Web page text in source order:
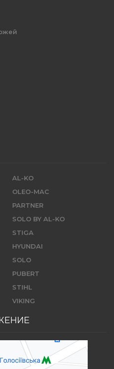
AL-KO
OLEO-MAC
PARTNER
SOLO BY AL-KO
STIGA
HYUNDAI
SOLO
PUBERT
STIHL
VIKING